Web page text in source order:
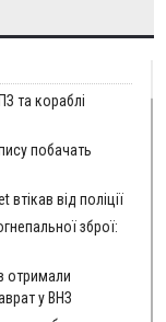
та кораблі
побачать
від поліції
зброї:
отримали
у ВНЗ